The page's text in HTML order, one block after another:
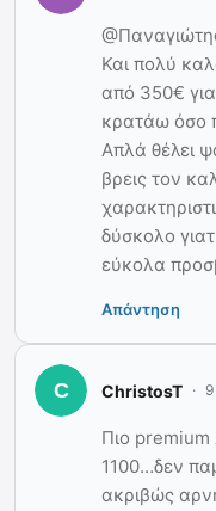
Και πολύ
από 350€
κρατάω όσο
Απλά θέλει
βρεις τον
δύσκολο
εύκολα
Απάντηση
ChristosT
Πιο
1100…δεν
ακριβώς